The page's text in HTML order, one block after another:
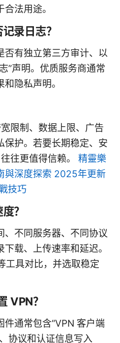
法用途。
录日志？
否有独立第三方审计、以
”声明。优质服务商通常
隐私声明。
限制、数据上限、广告
保护。若要长期稳定、安
往更值得信赖。 精靈樂
與深度探索 2025年更新
技巧
？
、不同服务器、不同协议
载、上传速率和延迟。
具对比，并选取稳定
VPN？
件通常包含“VPN 客户端
协议和认证信息写入